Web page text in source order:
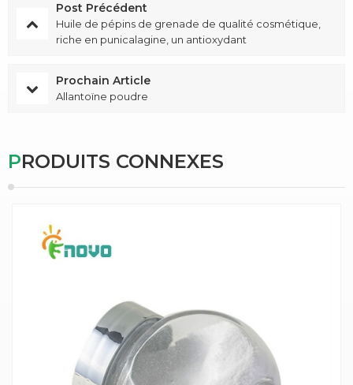
Post Précédent
Huile de pépins de grenade de qualité cosmétique,
riche en punicalagine, un antioxydant
Prochain Article
Allantoïne poudre
PRODUITS CONNEXES